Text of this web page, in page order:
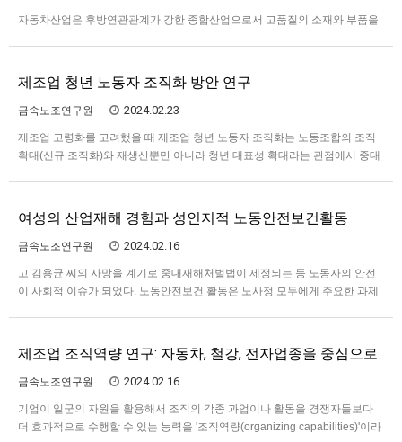
자동차산업은 후방연관관계가 강한 종합산업으로서 고품질의 소재와 부품을
역량이 충분히 담보되지 않는다면 산업 전반의 성장 또한 달성되기 어렵다. 산
업‧업종 및 노동시장 측면에서 보더라도 자동차부품산업은 국내 자동차부
문…
제조업 청년 노동자 조직화 방안 연구
금속노조연구원 2024.02.23
제조업 고령화를 고려했을 때 제조업 청년 노동자 조직화는 노동조합의 조직
확대(신규 조직화)와 재생산뿐만 아니라 청년 대표성 확대라는 관점에서 중대
로 청년 사업의 변화 방향과 과제를 검토함으로써 제조업에…
여성의 산업재해 경험과 성인지적 노동안전보건활동
금속노조연구원 2024.02.16
고 김용균 씨의 사망을 계기로 중대재해처벌법이 제정되는 등 노동자의 안전
이 사회적 이슈가 되었다. 노동안전보건 활동은 노사정 모두에게 주요한 과제
두고 매우 보수적으로 운용되고 있다. 정부와 재계의 관점도 다…
제조업 조직역량 연구: 자동차, 철강, 전자업종을 중심으로
금속노조연구원 2024.02.16
기업이 일군의 자원을 활용해서 조직의 각종 과업이나 활동을 경쟁자들보다
더 효과적으로 수행할 수 있는 능력을 '조직역량(organizing capabilities)'이라